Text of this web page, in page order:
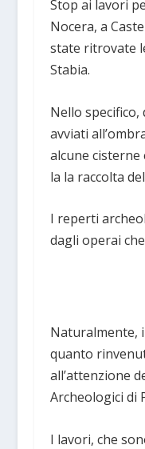
Stop ai lavori
Nocera, a
state ritrovate
Stabia.
Nello
avviati
alcune
la la raccolta
I reperti
dagli operai
Naturalmente,
quanto
all’attenzione
Archeologici di
I lavori, che